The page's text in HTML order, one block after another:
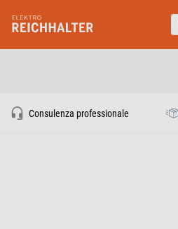
Consulenza professionale